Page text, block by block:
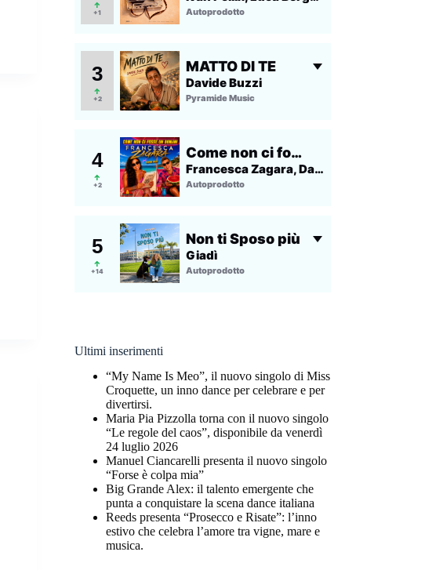
Ultimi inserimenti
“My Name Is Meo”, il nuovo singolo di Miss
Croquette, un inno dance per celebrare e per
divertirsi.
Maria Pia Pizzolla torna con il nuovo singolo
“Le regole del caos”, disponibile da venerdì
24 luglio 2026
Manuel Ciancarelli presenta il nuovo singolo
“Forse è colpa mia”
Big Grande Alex: il talento emergente che
punta a conquistare la scena dance italiana
Reeds presenta “Prosecco e Risate”: l’inno
estivo che celebra l’amore tra vigne, mare e
musica.